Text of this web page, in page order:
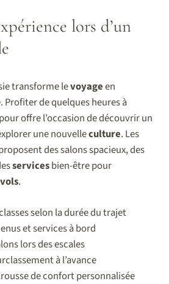
lors d’un
transforme levoyageen
Profiter de quelques heures à
offre l’occasion de découvrir un
une nouvelleculture. Les
des salons spacieux, des
servicesbien-être pour
vols.
selon la durée du trajet
et services à bord
lors des escales
à l’avance
de confort personnalisée